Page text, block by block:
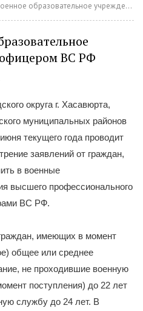
учреждение и стань офицером ВС РФ
ВС РФ
округа г. Хасавюрта,
муниципальных районов
текущего года проводит
заявлений от граждан,
в военные
высшего профессионального
ВС РФ.
имеющих в момент
общее или среднее
не проходившие военную
поступления) до 22 лет
службу до 24 лет. В